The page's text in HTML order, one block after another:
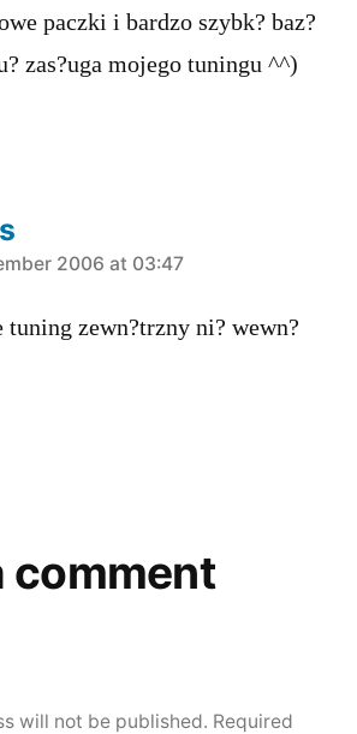
paczki i bardzo szybk? baz?
zas?uga mojego tuningu ^^)
2006 at 03:47
tuning zewn?trzny ni? wewn?
comment
will not be published. Required